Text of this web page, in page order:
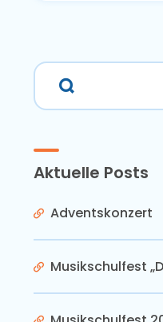
Aktuelle Posts
Adventskonzert
Musikschulfest